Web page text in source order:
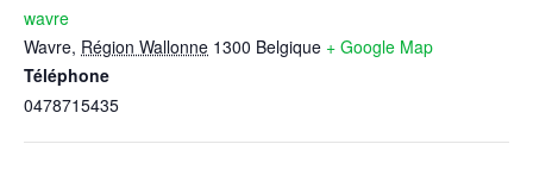
wavre
Wavre, Région Wallonne 1300 Belgique + Google Map
Téléphone
0478715435